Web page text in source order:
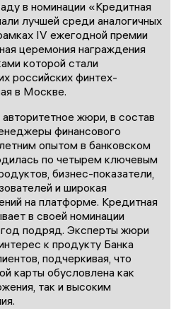
в номинации «Кредитная
лучшей среди аналогичных
IV ежегодной премии
церемония награждения
которой стали
российских финтех-
в Москве.
жюри, в состав
финансового
опытом в банковском
по четырем ключевым
бизнес-показатели,
и широкая
на платформе. Кредитная
в своей номинации
подряд. Эксперты жюри
к продукту Банка
подчеркивая, что
карты обусловлена как
так и высоким